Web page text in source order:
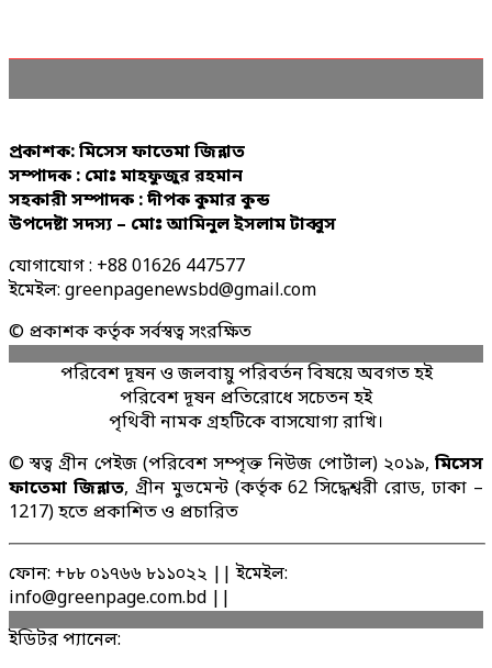
প্রকাশক: মিসেস ফাতেমা জিন্নাত
সম্পাদক : মোঃ মাহফুজুর রহমান
সহকারী সম্পাদক : দীপক কুমার কুন্ড
উপদেষ্টা সদস্য – মোঃ আমিনুল ইসলাম টাব্বুস
যোগাযোগ : +88 01626 447577
ইমেইল: greenpagenewsbd@gmail.com
© প্রকাশক কর্তৃক সর্বস্বত্ব সংরক্ষিত
পরিবেশ দূষন ও জলবায়ু পরিবর্তন বিষয়ে অবগত হই
পরিবেশ দূষন প্রতিরোধে সচেতন হই
পৃথিবী নামক গ্রহটিকে বাসযোগ্য রাখি।
© স্বত্ব গ্রীন পেইজ (পরিবেশ সম্পৃক্ত নিউজ পোর্টাল) ২০১৯, মিসেস
ফাতেমা জিন্নাত, গ্রীন মুভমেন্ট (কর্তৃক 62 সিদ্ধেশ্বরী রোড, ঢাকা –
1217) হতে প্রকাশিত ও প্রচারিত
ফোন: +৮৮ ০১৭৬৬ ৮১১০২২ || ইমেইল:
info@greenpage.com.bd ||
ইডিটর প্যানেল: